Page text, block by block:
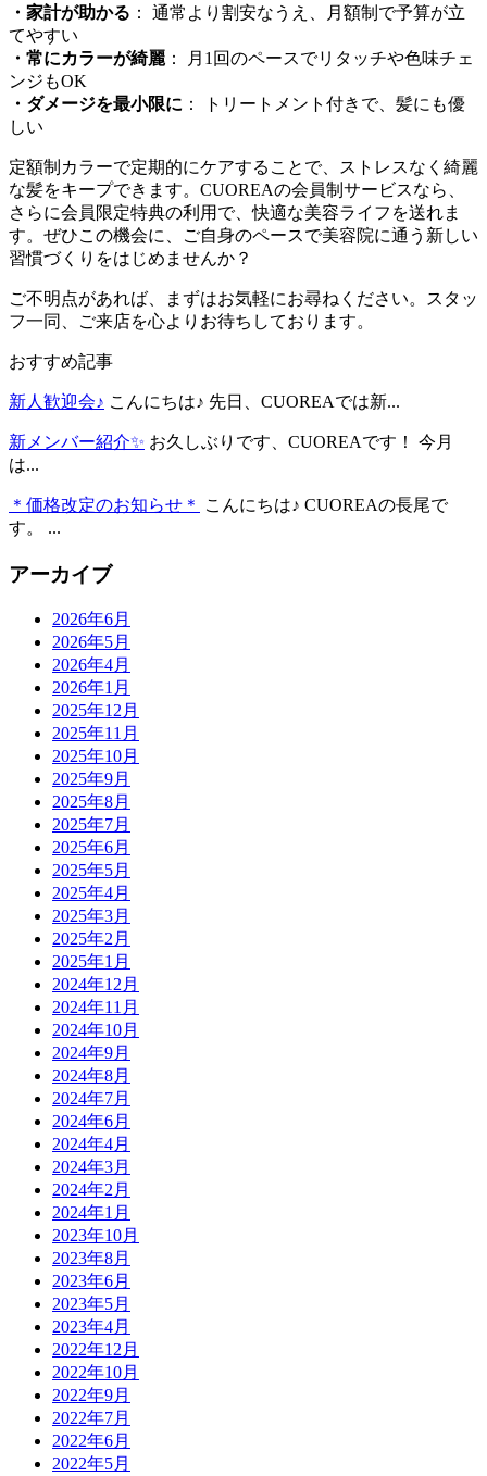
・家計が助かる ： 通常より割安なうえ、月額制で予算が立
てやすい
・常にカラーが綺麗 ： 月1回のペースでリタッチや色味チェ
ンジもOK
・ダメージを最小限に ： トリートメント付きで、髪にも優
しい
定額制カラーで定期的にケアすることで、ストレスなく綺麗
な髪をキープできます。CUOREAの会員制サービスなら、
さらに会員限定特典の利用で、快適な美容ライフを送れま
す。ぜひこの機会に、ご自身のペースで美容院に通う新しい
習慣づくりをはじめませんか？
ご不明点があれば、まずはお気軽にお尋ねください。スタッ
フ一同、ご来店を心よりお待ちしております。
おすすめ記事
新人歓迎会♪ こんにちは♪ 先日、CUOREAでは新...
新メンバー紹介✨ お久しぶりです、CUOREAです！ 今月
は...
＊価格改定のお知らせ＊
こんにちは♪ CUOREAの長尾で
す。 ...
アーカイブ
2026年6月
2026年5月
2026年4月
2026年1月
2025年12月
2025年11月
2025年10月
2025年9月
2025年8月
2025年7月
2025年6月
2025年5月
2025年4月
2025年3月
2025年2月
2025年1月
2024年12月
2024年11月
2024年10月
2024年9月
2024年8月
2024年7月
2024年6月
2024年4月
2024年3月
2024年2月
2024年1月
2023年10月
2023年8月
2023年6月
2023年5月
2023年4月
2022年12月
2022年10月
2022年9月
2022年7月
2022年6月
2022年5月